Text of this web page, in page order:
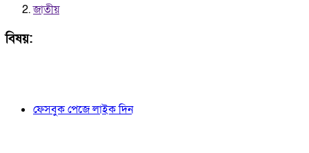
জাতীয়
বিষয়:
ফেসবুক পেজে লাইক দিন